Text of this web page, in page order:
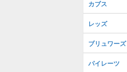
カブス
レッズ
ブリュワーズ
パイレーツ